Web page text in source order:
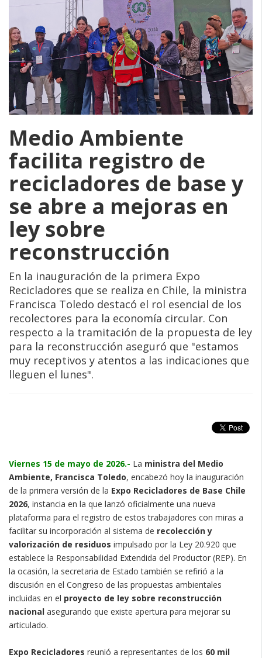
Medio Ambiente
facilita registro de
recicladores de base y
se abre a mejoras en
ley sobre
reconstrucción
En la inauguración de la primera Expo
Recicladores que se realiza en Chile, la ministra
Francisca Toledo destacó el rol esencial de los
recolectores para la economía circular. Con
respecto a la tramitación de la propuesta de ley
para la reconstrucción aseguró que "estamos
muy receptivos y atentos a las indicaciones que
lleguen el lunes".
Viernes 15 de mayo de 2026.- La ministra del Medio
Ambiente, Francisca Toledo, encabezó hoy la inauguración
de la primera versión de la Expo Recicladores de Base Chile
2026, instancia en la que lanzó oficialmente una nueva
plataforma para el registro de estos trabajadores con miras a
facilitar su incorporación al sistema de recolección y
valorización de residuos impulsado por la Ley 20.920 que
establece la Responsabilidad Extendida del Productor (REP). En
la ocasión, la secretaria de Estado también se refirió a la
discusión en el Congreso de las propuestas ambientales
incluidas en el proyecto de ley sobre reconstrucción
nacional asegurando que existe apertura para mejorar su
articulado.
Expo Recicladores reunió a representantes de los 60 mil